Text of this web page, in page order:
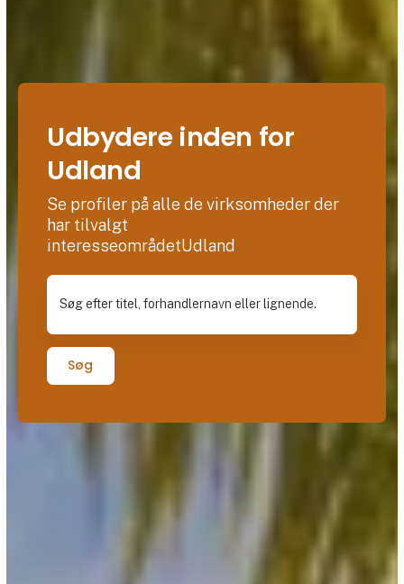
Udbydere inden for
Udland
Se profiler på alle de virksomheder der
har tilvalgt
interesseområdetUdland
Søg efter titel, forhandlernavn eller lignende.
Søg